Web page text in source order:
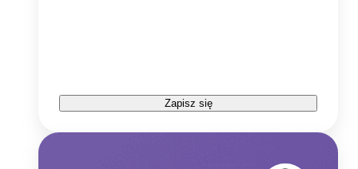
Zapisz się